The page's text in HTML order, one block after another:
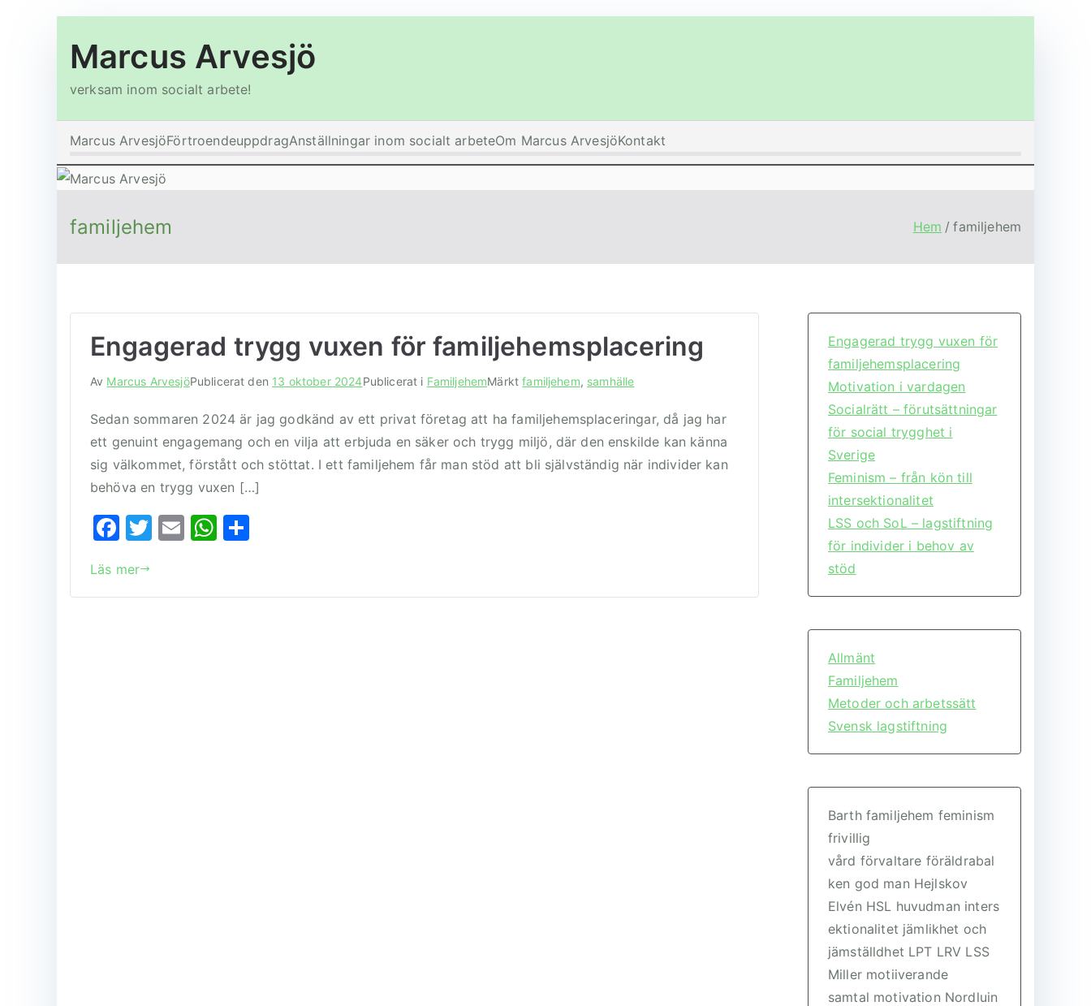
innehåll
Marcus Arvesjö
verksam inom socialt arbete!
Marcus ArvesjöFörtroendeuppdragAnställningar inom socialt arbeteOm Marcus ArvesjöKontakt
familjehem Hem familjehem
Engagerad trygg vuxen för familjehemsplacering
Av Marcus ArvesjöPublicerat den 13 oktober 2024Publicerat i FamiljehemMärktfamiljehem, samhälle
Sedan sommaren 2024 är jag godkänd av ett privat företag att ha familjehemsplaceringar, då jag har
ett genuint engagemang och en vilja att erbjuda en säker och trygg miljö, där den enskilde kan känna
sig välkommet, förstått och stöttat. I ett familjehem får man stöd att bli självständig när individer kan
behöva en trygg vuxen […]
F
c
e
T
te
E
l
W
s
Läs mer
Engagerad trygg vuxen för
familjehemsplacering
Motivation i vardagen
Socialrätt – förutsättningar
för social trygghet i
Sverige
Feminism – från kön till
intersektionalitet
LSS och SoL – lagstiftning
för individer i behov av
stöd
Allmänt
Familjehem
Metoder och arbetssätt
Svensk lagstiftning
Barth familjehem feminism
frivillig
vård förvaltare föräldrabal
ken god man Hejlskov
Elvén HSL huvudman inters
ektionalitet jämlikhet och
jämställdhet LPT LRV LSS
Miller motiiverande
samtal motivation Nordluin